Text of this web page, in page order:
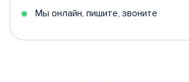
Мы онлайн, пишите, звоните